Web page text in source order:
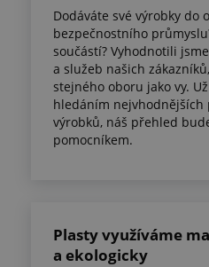
Dodáváte své výrobky do
bezpečnostního
součástí? Vyhodnotili
a služeb našich
stejného oboru jako vy.
hledáním
výrobků, náš přehled
pomocníkem.
Plasty využíváme
a ekologicky